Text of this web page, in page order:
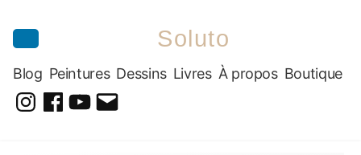
Soluto
Blog Peintures Dessins Livres À propos Boutique